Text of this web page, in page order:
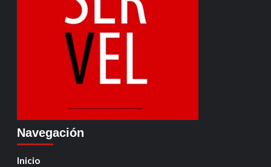
Navegación
Inicio